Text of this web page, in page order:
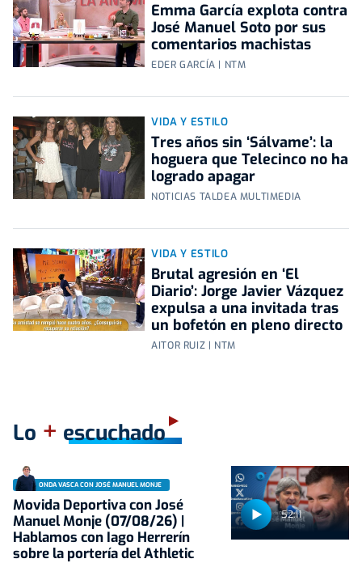
Emma García explota contra
José Manuel Soto por sus
comentarios machistas
EDER GARCÍA | NTM
VIDA Y ESTILO
Tres años sin ‘Sálvame’: la
hoguera que Telecinco no ha
logrado apagar
NOTICIAS TALDEA MULTIMEDIA
VIDA Y ESTILO
Brutal agresión en ‘El
Diario’: Jorge Javier Vázquez
expulsa a una invitada tras
un bofetón en pleno directo
AITOR RUIZ | NTM
Lo + escuchado
52:11
ONDA VASCA CON JOSÉ MANUEL MONJE
Movida Deportiva con José
Manuel Monje (07/08/26) |
Hablamos con Iago Herrerín
sobre la portería del Athletic